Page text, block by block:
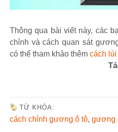
Thông qua bài viết này, các
chỉnh và cách quan sát
có thể tham khảo thêm cách lùi
TỪ KHÓA:
cách chỉnh gương ô tô, gương